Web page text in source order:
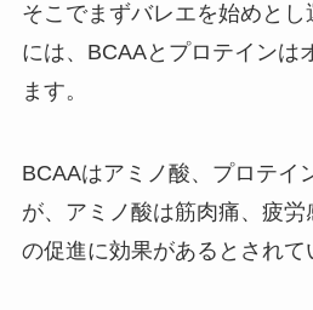
そこでまずバレエを始めと
には、BCAAとプロテインは
ます。
BCAAはアミノ酸、プロテイ
が、アミノ酸は筋肉痛、疲
の促進に効果があるとされて